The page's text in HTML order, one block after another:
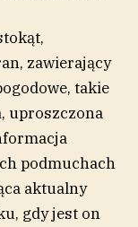
zawierający
takie
uproszczona
podmuchach
aktualny
gdy jest on